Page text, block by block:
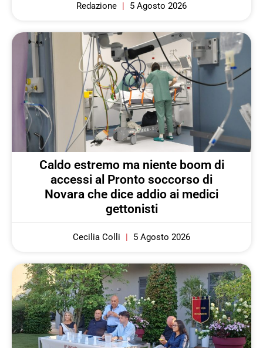
Redazione 5 Agosto 2026
Caldo estremo ma niente boom di
accessi al Pronto soccorso di
Novara che dice addio ai medici
gettonisti
Cecilia Colli 5 Agosto 2026